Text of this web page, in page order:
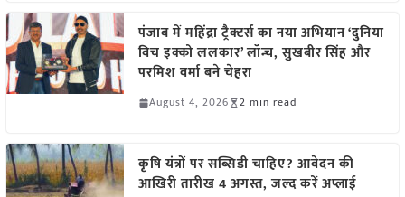
पंजाब में महिंद्रा ट्रैक्टर्स का नया अभियान ‘दुनिया
विच इक्को ललकार’ लॉन्च, सुखबीर सिंह और
परमिश वर्मा बने चेहरा
August 4, 2026 2 min read
कृषि यंत्रों पर सब्सिडी चाहिए? आवेदन की
आखिरी तारीख 4 अगस्त, जल्द करें अप्लाई